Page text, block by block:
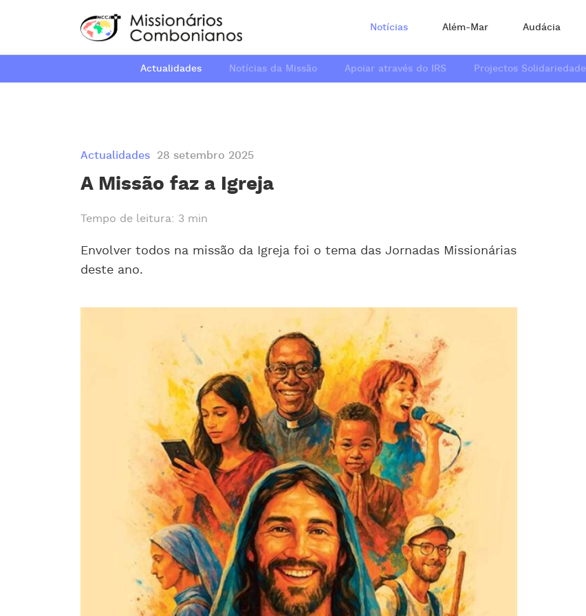
Notícias Além-Mar Audácia
Actualidades Notícias da Missão Apoiar através do IRS Projectos Solidariedade
Actualidades 28 setembro 2025
A Missão faz a Igreja
Tempo de leitura: 3 min
Envolver todos na missão da Igreja foi o tema das Jornadas Missionárias
deste ano.